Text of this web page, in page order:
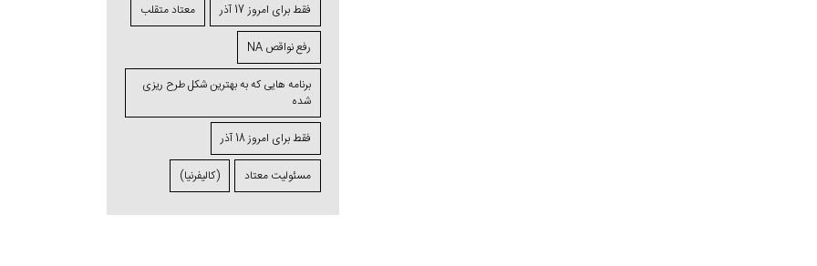
فقط برای امروز 17 آذر معتاد متقلب
رفع نواقص NA
برنامه ⁯هایی که به بهترین شکل طرح ⁯ریزی
⁯شده
فقط برای امروز 18 آذر
مسئولیت معتاد (کالیفرنیا)